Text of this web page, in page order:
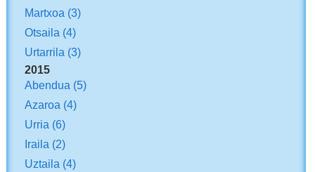
Martxoa (3)
Otsaila (4)
Urtarrila (3)
2015
Abendua (5)
Azaroa (4)
Urria (6)
Iraila (2)
Uztaila (4)